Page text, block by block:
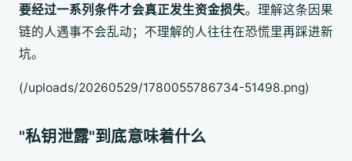
要经过一系列条件才会真正发生资金损失。理解这条因果
链的人遇事不会乱动；不理解的人往往在恐慌里再踩进新
坑。
(/uploads/20260529/1780055786734-51498.png)
"私钥泄露"到底意味着什么